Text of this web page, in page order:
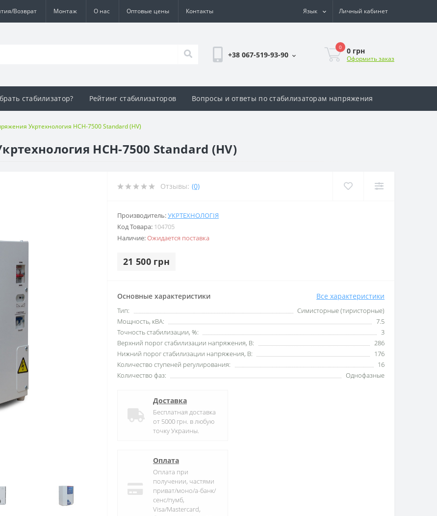
Возврат Монтаж О нас Оптовые цены Контакты Язык Личный кабинет
+38 067-519-93-90
0 0 грн
Оформить заказ
стабилизатор? Рейтинг стабилизаторов Вопросы и ответы по стабилизаторам напряжения
Укртехнология НСН-7500 Standard (HV)
НСН-7500 Standard (HV)
Отзывы: (0)
Производитель:УКРТЕХНОЛОГІЯ
Код Товара: 104705
Наличие:Ожидается поставка
21 500 грн
Основные характеристики Все характеристики
Тип:
Симисторные (тиристорные)
Мощность, кВА:
7.5
Точность стабилизации, %:
3
Верхний порог стабилизации напряжения, В:
286
Нижний порог стабилизации напряжения, В:
176
Количество ступеней регулирования:
16
Количество фаз:
Однофазные
Доставка
Бесплатная доставка
от 5000 грн. в любую
точку Украины.
Оплата
Оплата при
получении, частями
приват/моно/а-банк/
сенс/пумб,
Visa/Mastercard,